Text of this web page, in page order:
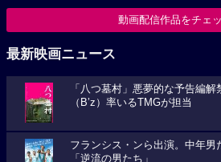
動画配信作品をチェ
最新映画ニュース
「八つ墓村」悪夢的な予告編
（B’z）率いるTMGが担当
フランシス・ンら出演。中年男
「逆流の男たち」